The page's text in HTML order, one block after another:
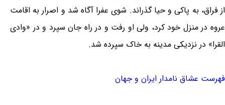
از فراق، به پاکی و حیا گذراند. شوی عفرا آگاه شد و اصرار به اقامت
عروه در منزل خود کرد، ولی او رفت و در راه جان سپرد و در «وادی
القرا» در نزدیکی مدینه به خاک سپرده شد.
فهرست عشاق نامدار ایران و جهان